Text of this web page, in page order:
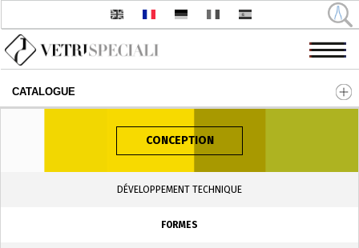
CONCEPTION
CATALOGUE
DÉVELOPPEMENT TECHNIQUE
FORMES